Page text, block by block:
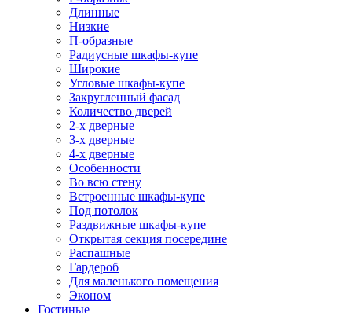
Длинные
Низкие
П-образные
Радиусные шкафы-купе
Широкие
Угловые шкафы-купе
Закругленный фасад
Количество дверей
2-х дверные
3-х дверные
4-х дверные
Особенности
Во всю стену
Встроенные шкафы-купе
Под потолок
Раздвижные шкафы-купе
Открытая секция посередине
Распашные
Гардероб
Для маленького помещения
Эконом
Гостиные